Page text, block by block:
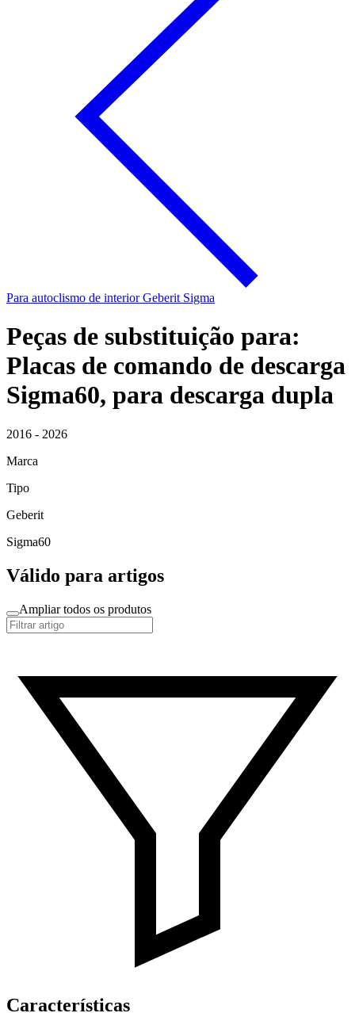
Para autoclismo de interior Geberit Sigma
Peças de substituição para:
Placas de comando de descarga
Sigma60, para descarga dupla
2016 - 2026
Marca
Tipo
Geberit
Sigma60
Válido para artigos
Ampliar todos os produtos
Características